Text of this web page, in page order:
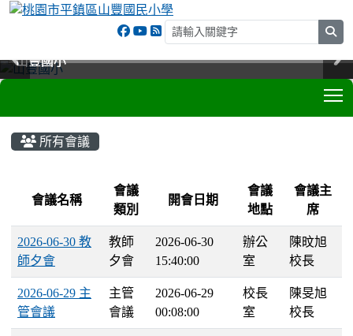
山豐國小
山豐國小
山豐國小
山豐國小
所有會議
會議名稱
會議
類別
開會日期
會議
地點
會議主
席
2026-06-30 教
師夕會
教師
夕會
2026-06-30
15:40:00
辦公
室
陳旼旭
校長
2026-06-29 主
管會議
主管
會議
2026-06-29
00:08:00
校長
室
陳旻旭
校長